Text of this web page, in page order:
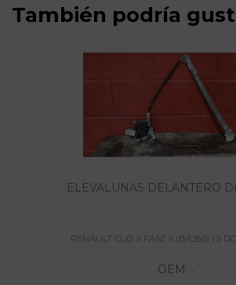
También podría
ELEVALUNAS DELANTERO
RENAULT CLIO II FASE II (B/CB0) 1.5 DCI
OEM: -